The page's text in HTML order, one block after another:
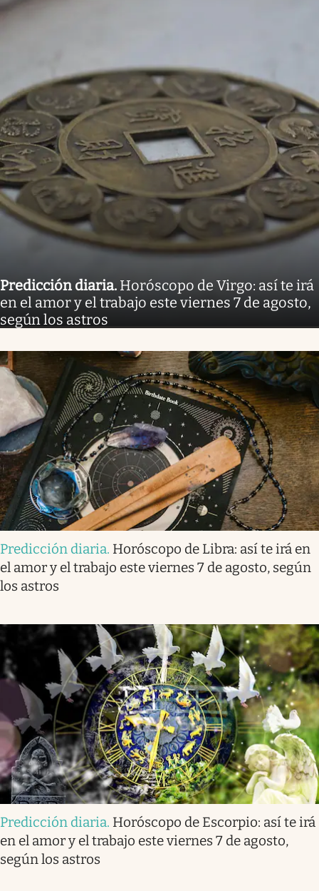
Predicción diaria. Horóscopo de Virgo: así te irá
en el amor y el trabajo este viernes 7 de agosto,
según los astros
Predicción diaria. Horóscopo de Libra: así te irá en
el amor y el trabajo este viernes 7 de agosto, según
los astros
Predicción diaria. Horóscopo de Escorpio: así te irá
en el amor y el trabajo este viernes 7 de agosto,
según los astros